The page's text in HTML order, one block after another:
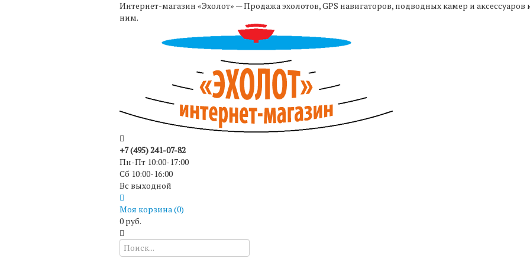
Интернет-магазин «Эхолот» — Продажа эхолотов, GPS навигаторов, подводных камер и аксессуаров
ним.
+7 (495) 241-07-82
Пн-Пт 10:00-17:00
Сб 10:00-16:00
Вс выходной
Моя корзина (0)
0 руб.